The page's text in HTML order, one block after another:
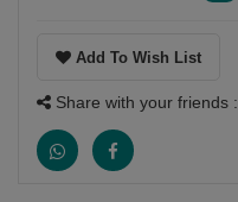
Add To Wish List
Share with your friends :